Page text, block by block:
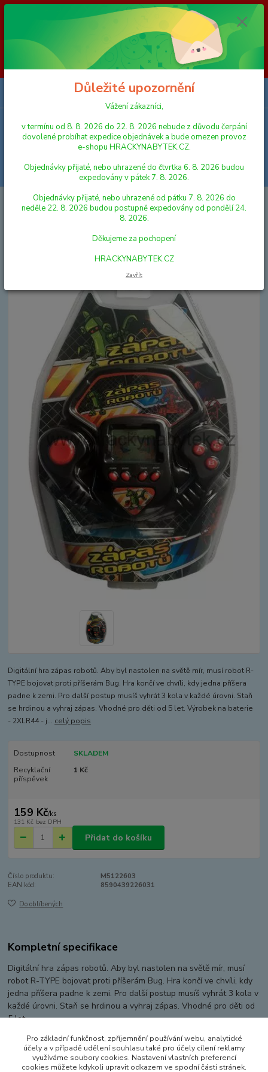
Vážení zákazníci, v termínu od 8. 8. 2026 do 23. 8. 2026 nebude z
důvodu čerpání dovolené probíhat expedice objednávek a bude omezen
provoz e-shopu HRACKYNABYTEK.CZ. Objednávky přijaté, nebo
uhrazené do čtvrtka 6. 8. 2026 budou expedovány v pátek 7. 8. 2026.
Objednávky přijaté, nebo uhrazené od pátku 7. 8. 2026 do neděle 23. 8.
2026 budou postupně expedovány od pondělí 24. 8. 2026. Děkujeme za
pochopení HRACKYNABYTEK.CZ
Menu
Hledat
HRY A HLAVOLAMY CESTOVNÍ HRY
Mac Toys LCD hra
zápas
Mac Toys LCD hra zápas
Digitální hra zápas robotů. Aby byl nastolen na světě mír, musí robot R-
TYPE bojovat proti příšerám Bug. Hra končí ve chvíli, kdy jedna příšera
padne k zemi. Pro další postup musíš vyhrát 3 kola v každé úrovni. Staň
se hrdinou a vyhraj zápas. Vhodné pro děti od 5 let. Výrobek na baterie
- 2XLR44 - j... celý popis
Dostupnost
SKLADEM
Recyklační
příspěvek
1 Kč
159 Kč/ks
131 Kč bez DPH
Přidat do košíku
Číslo produktu:
M5122603
EAN kód:
8590439226031
Do oblíbených
Kompletní specifikace
Digitální hra zápas robotů. Aby byl nastolen na světě mír, musí
robot R-TYPE bojovat proti příšerám Bug. Hra končí ve chvíli, kdy
jedna příšera padne k zemi. Pro další postup musíš vyhrát 3 kola v
každé úrovni. Staň se hrdinou a vyhraj zápas. Vhodné pro děti od
5 let.
Výrobek na baterie - 2XLR44 - jsou součástí.
Důležité upozornění
Vážení zákazníci,
v termínu od 8. 8. 2026 do 22. 8. 2026 nebude z důvodu čerpání
dovolené probíhat expedice objednávek a bude omezen provoz
e-shopu HRACKYNABYTEK.CZ.
Objednávky přijaté, nebo uhrazené do čtvrtka 6. 8. 2026 budou
expedovány v pátek 7. 8. 2026.
Objednávky přijaté, nebo uhrazené od pátku 7. 8. 2026 do
neděle 22. 8. 2026 budou postupně expedovány od pondělí 24.
8. 2026.
Děkujeme za pochopení
HRACKYNABYTEK.CZ
Zavřít
Pro základní funkčnost, zpříjemnění používání webu, analytické
účely a v případě udělení souhlasu také pro účely cílení reklamy
využíváme soubory cookies. Nastavení vlastních preferencí
cookies můžete kdykoli upravit odkazem ve spodní části stránek.